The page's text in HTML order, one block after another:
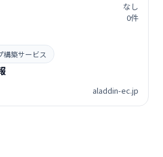
なし
0件
構築サービス
aladdin-ec.jp